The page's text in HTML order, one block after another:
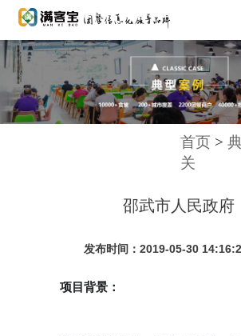
首页 >
关
邵武市人民政府
发布时间：2019-05-30
项目背景：